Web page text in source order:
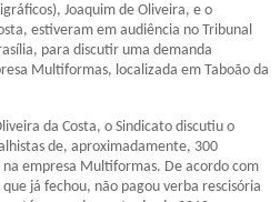
Joaquim de Oliveira, e o
estiveram em audiência no Tribunal
para discutir uma demanda
Multiformas, localizada em Taboão da
da Costa, o Sindicato discutiu o
de, aproximadamente, 300
empresa Multiformas. De acordo com
já fechou, não pagou verba rescisória